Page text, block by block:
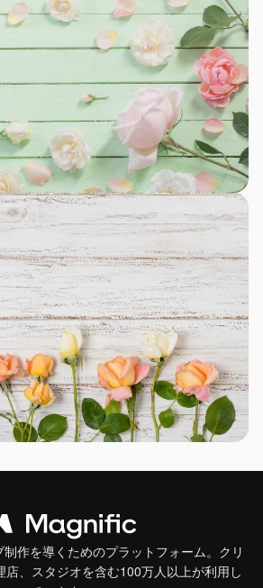
作を導くためのプラットフォーム。クリ
店、スタジオを含む100万人以上が利用し